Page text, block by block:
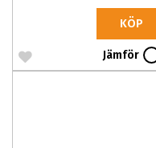
KÖP
Jämför